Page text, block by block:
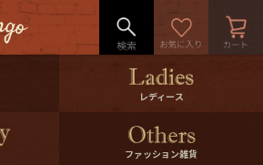
500pt＆10％Offクーポンプレゼン
ト
10％0ffクーポンプレゼント
レディース
ファッション雑貨